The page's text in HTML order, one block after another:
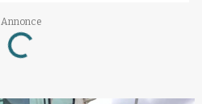
Annonce
Loading...